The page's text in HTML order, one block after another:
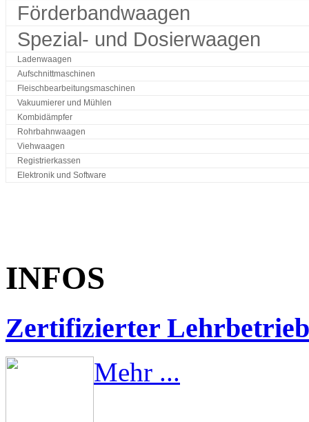
Förderbandwaagen
Spezial- und Dosierwaagen
Ladenwaagen
Aufschnittmaschinen
Fleischbearbeitungsmaschinen
Vakuumierer und Mühlen
Kombidämpfer
Rohrbahnwaagen
Viehwaagen
Registrierkassen
Elektronik und Software
INFOS
Zertifizierter Lehrbetrieb
Mehr ...